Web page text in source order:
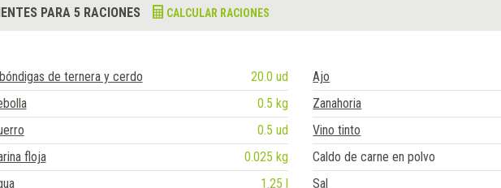
PARA 5 RACIONES CALCULAR RACIONES
de ternera y cerdo 20.0 ud Ajo
0.5 kg Zanahoria
0.5 ud Vino tinto
floja
0.025 kg Caldo de carne en polvo
1.25 l Sal